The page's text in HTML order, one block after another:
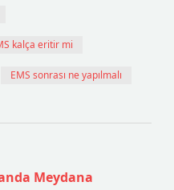
kalça eritir mi
EMS sonrası ne yapılmalı
Meydana